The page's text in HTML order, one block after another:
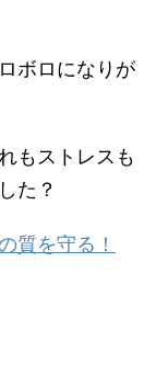
ボロになりが
もストレスも
た？
質を守る！